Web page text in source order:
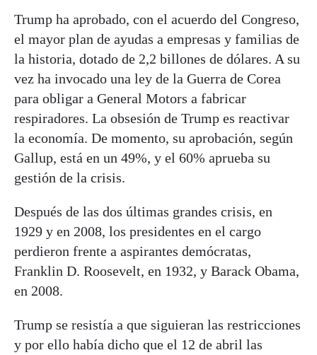
Trump ha aprobado, con el acuerdo del Congreso,
el mayor plan de ayudas a empresas y familias de
la historia, dotado de 2,2 billones de dólares. A su
vez ha invocado una ley de la Guerra de Corea
para obligar a General Motors a fabricar
respiradores. La obsesión de Trump es reactivar
la economía. De momento, su aprobación, según
Gallup, está en un 49%, y el 60% aprueba su
gestión de la crisis.
Después de las dos últimas grandes crisis, en
1929 y en 2008, los presidentes en el cargo
perdieron frente a aspirantes demócratas,
Franklin D. Roosevelt, en 1932, y Barack Obama,
en 2008.
Trump se resistía a que siguieran las restricciones
y por ello había dicho que el 12 de abril las